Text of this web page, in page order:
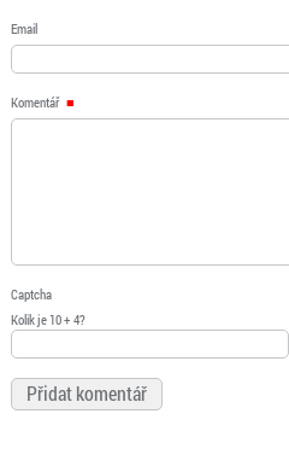
Email
Komentář
Captcha
Kolik je 10 + 4?